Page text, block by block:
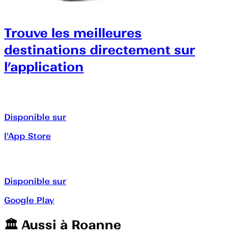
Trouve les meilleures
destinations directement sur
l’application
Disponible sur
l'App Store
Disponible sur
Google Play
🏛️️ Aussi à Roanne